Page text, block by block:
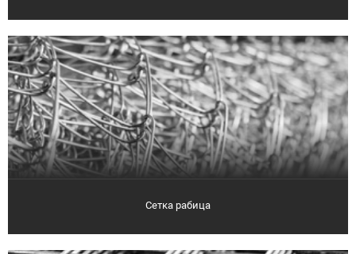
Сетка рабица